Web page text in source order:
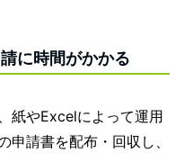
に時間がかかる
紙やExcelによって運用
申請書を配布・回収し、